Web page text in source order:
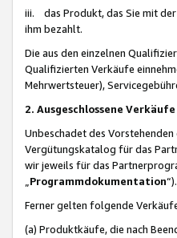
iii. das Produkt, das Sie mit
ihm bezahlt.
Die aus den einzelnen
Qualifizierten Verkäufe
Mehrwertsteuer),
2. Ausgeschlossene Verkäufe
Unbeschadet des
Vergütungskatalog für das
wir jeweils für das
Programmdokumentation“).
Ferner gelten folgende
(a) Produktkäufe, die nach